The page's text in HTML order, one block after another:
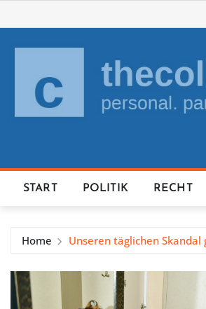
to
content
START POLITIK RECHT
Home Unseren täglichen Skandal